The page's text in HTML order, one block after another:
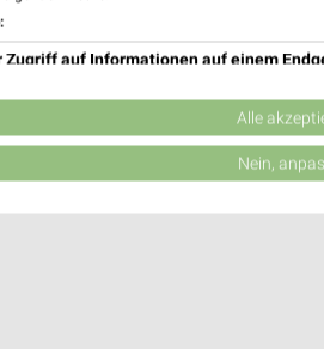
Zugriff auf Informationen auf einem
Daten zur Auswahl von
für personalisierte Werbung
Alle
Nein,